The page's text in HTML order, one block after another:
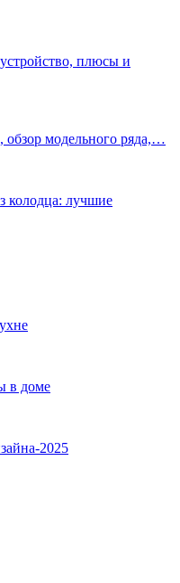
плюсы и
модельного ряда,…
колодца: лучшие
в доме
2025